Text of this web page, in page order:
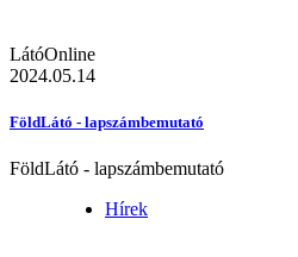
LátóOnline
2024.05.14
FöldLátó - lapszámbemutató
FöldLátó - lapszámbemutató
Hírek